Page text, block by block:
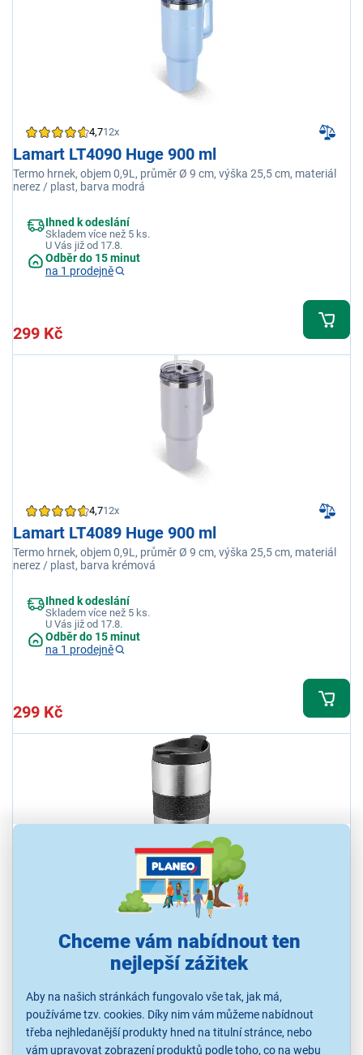
Chceme vám nabídnout ten
nejlepší zážitek
Aby na našich stránkách fungovalo vše tak, jak má,
používáme tzv. cookies. Díky nim vám můžeme nabídnout
třeba nejhledanější produkty hned na titulní stránce, nebo
vám upravovat zobrazení produktů podle toho, co na webu
4,712x
Lamart LT4090 Huge 900 ml
Termo hrnek, objem 0,9L, průměr Ø 9 cm, výška 25,5 cm, materiál
nerez / plast, barva modrá
Ihned k odeslání
Skladem více než 5 ks.
U Vás již od 17.8.
Odběr do 15 minut
na 1 prodejně
299 Kč
4,712x
Lamart LT4089 Huge 900 ml
Termo hrnek, objem 0,9L, průměr Ø 9 cm, výška 25,5 cm, materiál
nerez / plast, barva krémová
Ihned k odeslání
Skladem více než 5 ks.
U Vás již od 17.8.
Odběr do 15 minut
na 1 prodejně
299 Kč
De'Longhi DLSC074
Termohrnek, objem 235 ml, výška 15,3 cm, válcovitý tvar, vyroben z
vysoce kvalitní nerezové oceli, plastu a silikonu, bezpečné a
vodotěsné víko odolné proti vylití, silikonový protiskluzový obal,
vhodný do držáku nápojů v autě
Ihned k odeslání
Skladem 2 ks.
U Vás již od 17.8.
Odběr do 15 minut
na 1 prodejně